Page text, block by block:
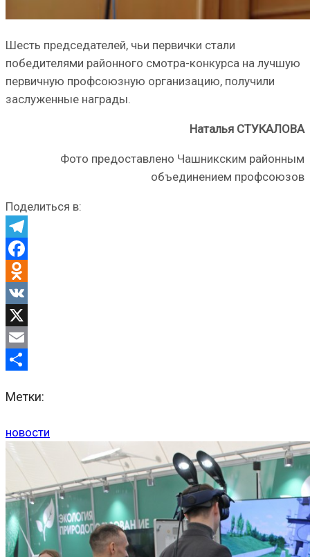
Шесть председателей, чьи первички стали
победителями районного смотра-конкурса на лучшую
первичную профсоюзную организацию, получили
заслуженные награды.
Наталья СТУКАЛОВА
Фото предоставлено Чашникским районным
объединением профсоюзов
Поделиться в:
Telegram
Facebook
Odnoklassniki
VK
X
Email
Метки:
новости